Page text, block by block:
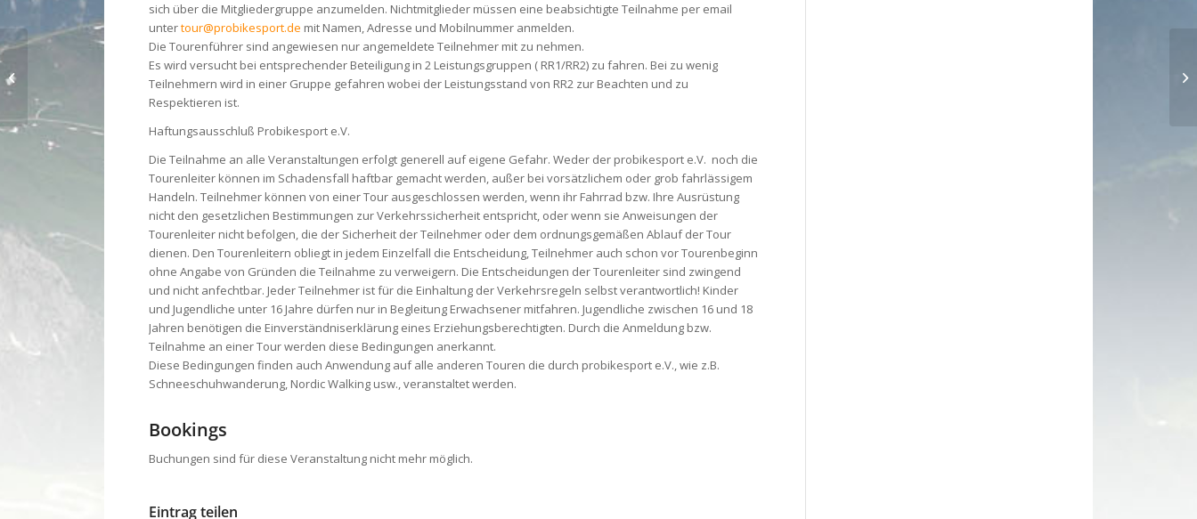
sich über die Mitgliedergruppe anzumelden. Nichtmitglieder müssen eine beabsichtigte Teilnahme per email
untertour@probikesport.de mit Namen, Adresse und Mobilnummer anmelden.
Die Tourenführer sind angewiesen nur angemeldete Teilnehmer mit zu nehmen.
Es wird versucht bei entsprechender Beteiligung in 2 Leistungsgruppen ( RR1/RR2) zu fahren. Bei zu wenig
Teilnehmern wird in einer Gruppe gefahren wobei der Leistungsstand von RR2 zur Beachten und zu
Respektieren ist.
Haftungsausschluß Probikesport e.V.
Die Teilnahme an alle Veranstaltungen erfolgt generell auf eigene Gefahr. Weder der probikesport e.V. noch die
Tourenleiter können im Schadensfall haftbar gemacht werden, außer bei vorsätzlichem oder grob fahrlässigem
Handeln. Teilnehmer können von einer Tour ausgeschlossen werden, wenn ihr Fahrrad bzw. Ihre Ausrüstung
nicht den gesetzlichen Bestimmungen zur Verkehrssicherheit entspricht, oder wenn sie Anweisungen der
Tourenleiter nicht befolgen, die der Sicherheit der Teilnehmer oder dem ordnungsgemäßen Ablauf der Tour
dienen. Den Tourenleitern obliegt in jedem Einzelfall die Entscheidung, Teilnehmer auch schon vor Tourenbeginn
ohne Angabe von Gründen die Teilnahme zu verweigern. Die Entscheidungen der Tourenleiter sind zwingend
und nicht anfechtbar. Jeder Teilnehmer ist für die Einhaltung der Verkehrsregeln selbst verantwortlich! Kinder
und Jugendliche unter 16 Jahre dürfen nur in Begleitung Erwachsener mitfahren. Jugendliche zwischen 16 und 18
Jahren benötigen die Einverständniserklärung eines Erziehungsberechtigten. Durch die Anmeldung bzw.
Teilnahme an einer Tour werden diese Bedingungen anerkannt.
Diese Bedingungen finden auch Anwendung auf alle anderen Touren die durch probikesport e.V., wie z.B.
Schneeschuhwanderung, Nordic Walking usw., veranstaltet werden.
Bookings
Buchungen sind für diese Veranstaltung nicht mehr möglich.
Eintrag teilen
RR Samstagtreff 13:30 Glas Trösch